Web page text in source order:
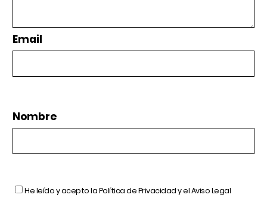
Email
Nombre
He leído y acepto laPolítica de Privacidady elAviso Legal